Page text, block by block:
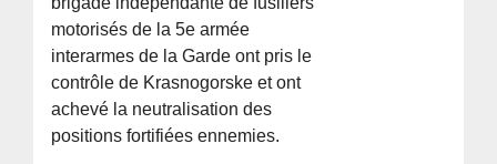
motorisés de la 5e armée
interarmes de la Garde ont pris le
contrôle de Krasnogorske et ont
achevé la neutralisation des
positions fortifiées ennemies.